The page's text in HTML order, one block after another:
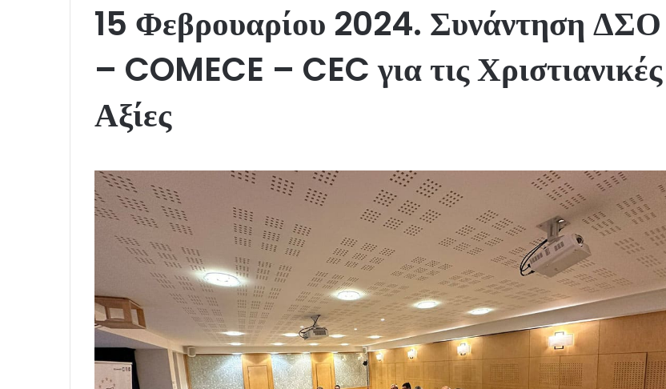
15 Φεβρουαρίου 2024. Συνάντηση ΔΣΟ
– COMECE – CEC για τις Χριστιανικές
Αξίες